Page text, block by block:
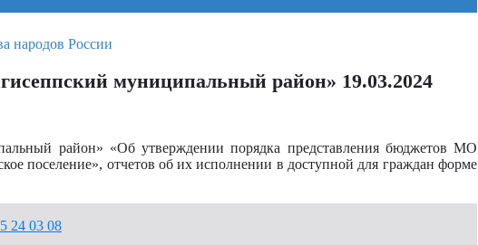
муниципальный район» 19.03.2024
район» «Об утверждении порядка представления бюджетов МО
поселение», отчетов об их исполнении в доступной для граждан форме